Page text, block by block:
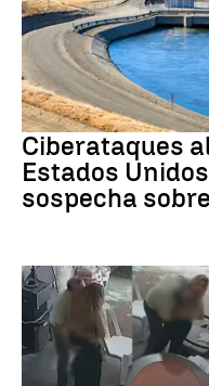
Guerra Irán
Ciberataques
Estados
sospecha